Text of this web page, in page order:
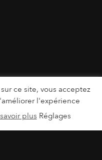
ce site, vous acceptez
l'expérience
plus Réglages